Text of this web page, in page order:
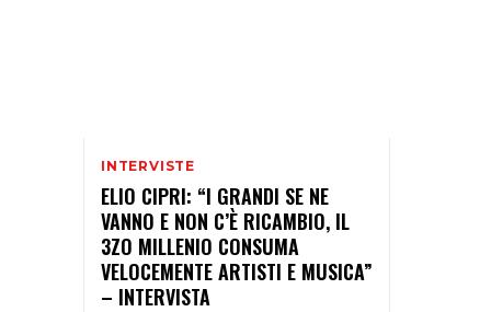
INTERVISTE
ELIO CIPRI: “I GRANDI SE NE
VANNO E NON C’È RICAMBIO, IL
3ZO MILLENIO CONSUMA
VELOCEMENTE ARTISTI E MUSICA”
– INTERVISTA